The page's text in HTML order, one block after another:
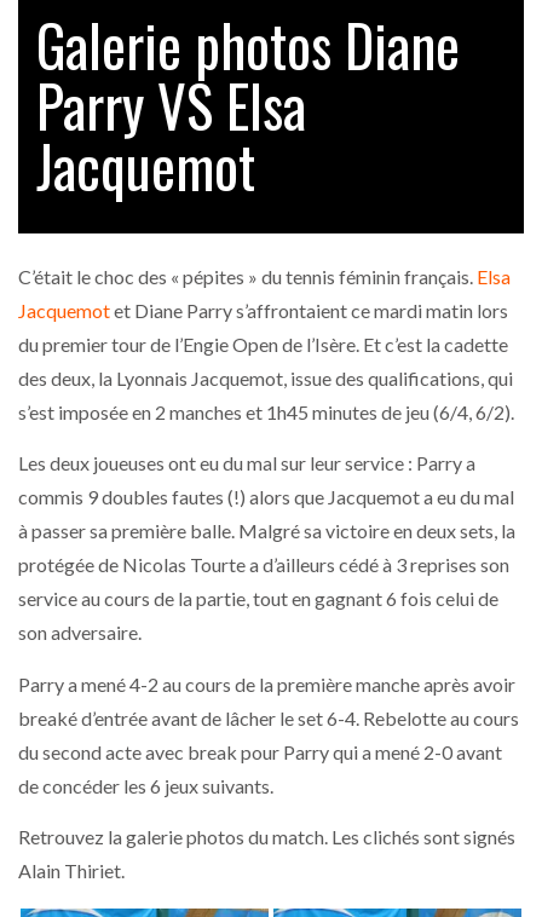
Galerie photos Diane
Parry VS Elsa
Jacquemot
C’était le choc des « pépites » du tennis féminin français. Elsa
Jacquemotet Diane Parry s’affrontaient ce mardi matin lors
du premier tour de l’Engie Open de l’Isère. Et c’est la cadette
des deux, la Lyonnais Jacquemot, issue des qualifications, qui
s’est imposée en 2 manches et 1h45 minutes de jeu (6/4, 6/2).
Les deux joueuses ont eu du mal sur leur service : Parry a
commis 9 doubles fautes (!) alors que Jacquemot a eu du mal
à passer sa première balle. Malgré sa victoire en deux sets, la
protégée de Nicolas Tourte a d’ailleurs cédé à 3 reprises son
service au cours de la partie, tout en gagnant 6 fois celui de
son adversaire.
Parry a mené 4-2 au cours de la première manche après avoir
breaké d’entrée avant de lâcher le set 6-4. Rebelotte au cours
du second acte avec break pour Parry qui a mené 2-0 avant
de concéder les 6 jeux suivants.
Retrouvez la galerie photos du match. Les clichés sont signés
Alain Thiriet.